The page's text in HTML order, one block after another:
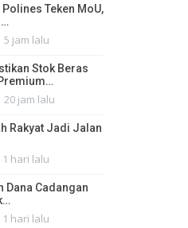
Teken MoU,
5 jam lalu
Stok Beras
20 jam lalu
Rakyat Jadi Jalan
1 hari lalu
Dana Cadangan
1 hari lalu